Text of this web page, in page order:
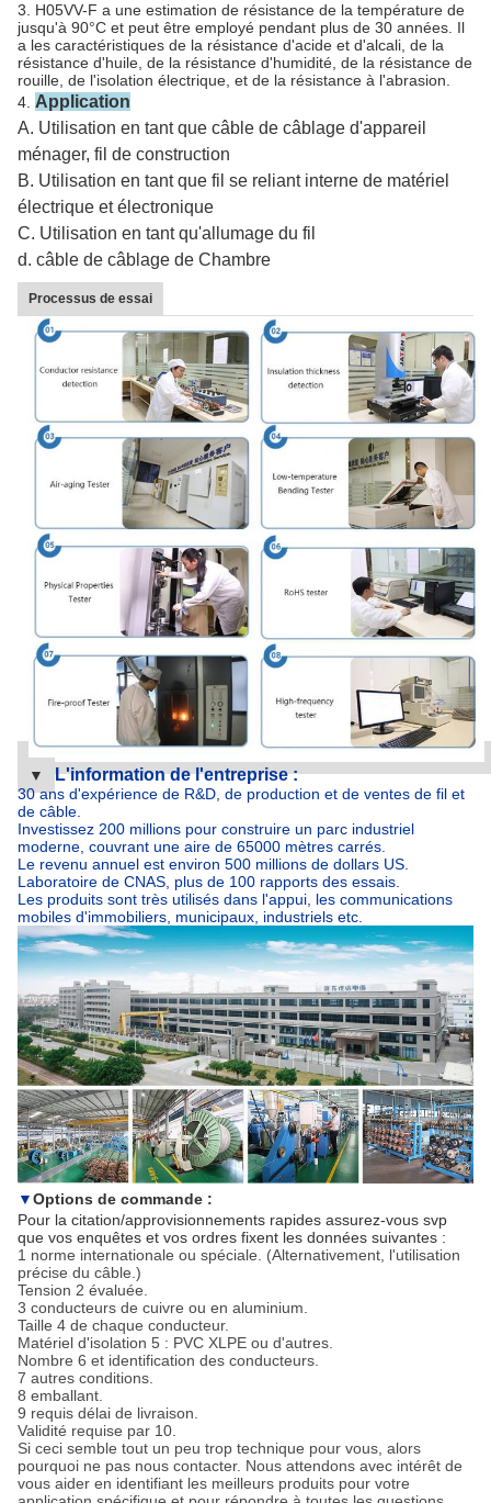
3. H05VV-F a une estimation de résistance de la température de
jusqu'à 90°C et peut être employé pendant plus de 30 années. Il
a les caractéristiques de la résistance d'acide et d'alcali, de la
résistance d'huile, de la résistance d'humidité, de la résistance de
rouille, de l'isolation électrique, et de la résistance à l'abrasion.
4. Application
A. Utilisation en tant que câble de câblage d'appareil
ménager, fil de construction
B. Utilisation en tant que fil se reliant interne de matériel
électrique et électronique
C. Utilisation en tant qu'allumage du fil
d. câble de câblage de Chambre
Processus de essai
▼ L'information de l'entreprise :
30 ans d'expérience de R&D, de production et de ventes de fil et
de câble.
Investissez 200 millions pour construire un parc industriel
moderne, couvrant une aire de 65000 mètres carrés.
Le revenu annuel est environ 500 millions de dollars US.
Laboratoire de CNAS, plus de 100 rapports des essais.
Les produits sont très utilisés dans l'appui, les communications
mobiles d'immobiliers, municipaux, industriels etc.
▼Options de commande :
Pour la citation/approvisionnements rapides assurez-vous svp
que vos enquêtes et vos ordres fixent les données suivantes :
1 norme internationale ou spéciale. (Alternativement, l'utilisation
précise du câble.)
Tension 2 évaluée.
3 conducteurs de cuivre ou en aluminium.
Taille 4 de chaque conducteur.
Matériel d'isolation 5 : PVC XLPE ou d'autres.
Nombre 6 et identification des conducteurs.
7 autres conditions.
8 emballant.
9 requis délai de livraison.
Validité requise par 10.
Si ceci semble tout un peu trop technique pour vous, alors
pourquoi ne pas nous contacter. Nous attendons avec intérêt de
vous aider en identifiant les meilleurs produits pour votre